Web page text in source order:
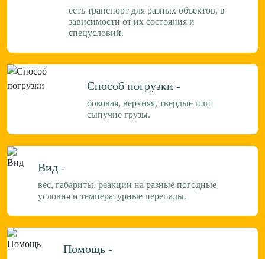
есть транспорт для разных объектов, в
зависимости от их состояния и
спецусловий.
Способ погрузки -
боковая, верхняя, твердые или
сыпучие грузы.
Вид -
вес, габариты, реакции на разные погодные
условия и температурные перепады.
Помощь -